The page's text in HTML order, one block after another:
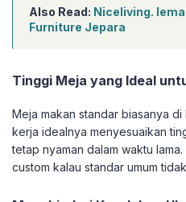
Also Read: Niceliving.
Furniture Jepara
Tinggi Meja yang Ideal
Meja makan standar biasanya
kerja idealnya menyesuaikan
tetap nyaman dalam waktu
custom kalau standar umum